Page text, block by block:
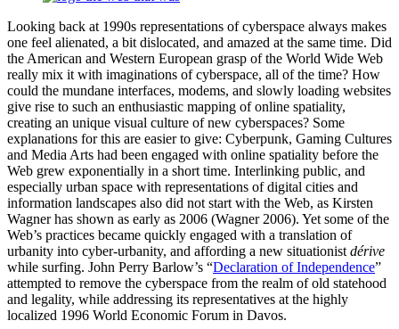
Looking back at 1990s representations of cyberspace always makes
one feel alienated, a bit dislocated, and amazed at the same time. Did
the American and Western European grasp of the World Wide Web
really mix it with imaginations of cyberspace, all of the time? How
could the mundane interfaces, modems, and slowly loading websites
give rise to such an enthusiastic mapping of online spatiality,
creating an unique visual culture of new cyberspaces? Some
explanations for this are easier to give: Cyberpunk, Gaming Cultures
and Media Arts had been engaged with online spatiality before the
Web grew exponentially in a short time. Interlinking public, and
especially urban space with representations of digital cities and
information landscapes also did not start with the Web, as Kirsten
Wagner has shown as early as 2006 (Wagner 2006). Yet some of the
Web’s practices became quickly engaged with a translation of
urbanity into cyber-urbanity, and affording a new situationist dérive
while surfing. John Perry Barlow’s “Declaration of Independence”
attempted to remove the cyberspace from the realm of old statehood
and legality, while addressing its representatives at the highly
localized 1996 World Economic Forum in Davos.